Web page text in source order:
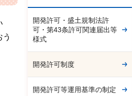
う
開発許可・盛土規制法許
可・第43条許可関連届出等
様式
開発許可制度
開発許可等運用基準の制定